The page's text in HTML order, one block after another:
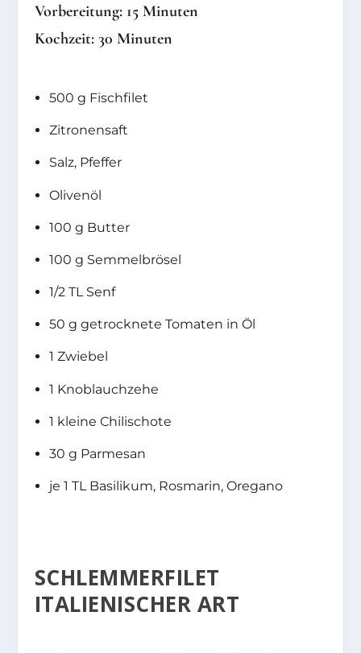
Vorbereitung: 15 Minuten
Kochzeit: 30 Minuten
500 g Fischfilet
Zitronensaft
Salz, Pfeffer
Olivenöl
100 g Butter
100 g Semmelbrösel
1/2 TL Senf
50 g getrocknete Tomaten in Öl
1 Zwiebel
1 Knoblauchzehe
1 kleine Chilischote
30 g Parmesan
je 1 TL Basilikum, Rosmarin, Oregano
SCHLEMMERFILET
ITALIENISCHER ART